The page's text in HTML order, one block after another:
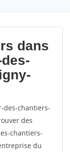
dans
des-chantiers-
des
chantiers-
du